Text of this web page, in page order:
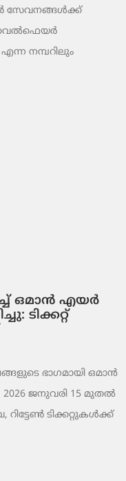
സേവനങ്ങൾക്ക്
വെൽഫെയർ
നമ്പറിലും
ഒമാൻ എയർ
ടിക്കറ്റ്
ഭാഗമായി ഒമാൻ
ജനുവരി 15 മുതൽ
റിട്ടേൺ ടിക്കറ്റുകൾക്ക്